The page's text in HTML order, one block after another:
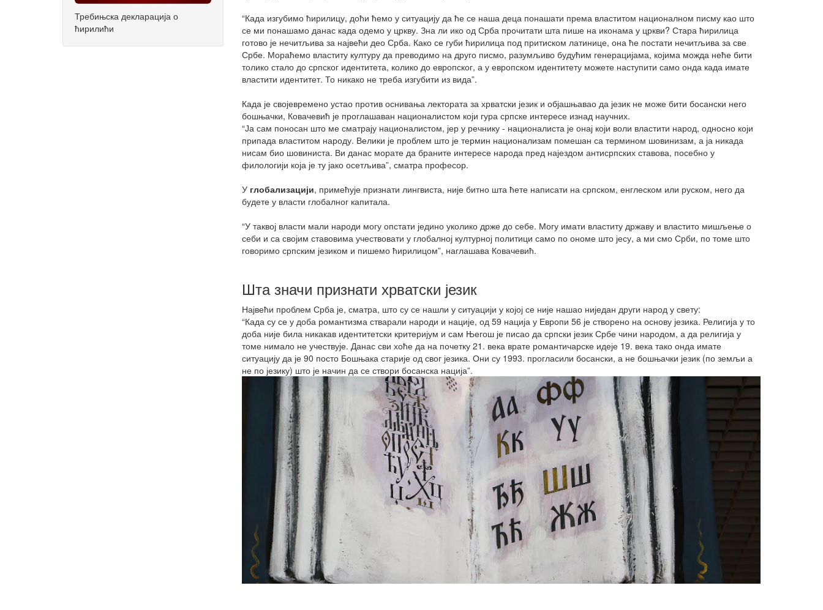
Требињска декларација о
ћирилићи
“Када изгубимо ћирилицу, доћи ћемо у ситуацију да ће се наша деца понашати према властитом националном писму као што
се ми понашамо данас када одемо у цркву. Зна ли ико од Срба прочитати шта пише на иконама у цркви? Стара ћирилица
готово је нечитљива за највећи део Срба. Како се губи ћирилица под притиском латинице, она ће постати нечитљива за све
Србе. Мораћемо властиту културу да преводимо на друго писмо, разумљиво будућим генерацијама, којима можда неће бити
толико стало до српског идентитета, колико до европског, а у европском идентитету можете наступити само онда када имате
властити идентитет. То никако не треба изгубити из вида”.
Када је својевремено устао против оснивања лектората за хрватски језик и објашњавао да језик не може бити босански него
бошњачки, Ковачевић је проглашаван националистом који гура српске интересе изнад научних.
“Ја сам поносан што ме сматрају националистом, јер у речнику - националиста је онај који воли властити народ, односно који
припада властитом народу. Велики је проблем што је термин национализам помешан са термином шовинизам, а ја никада
нисам био шовиниста. Ви данас морате да браните интересе народа пред најездом антисрпских ставова, посебно у
филологији која је ту јако осетљива”, сматра професор.
У глобализацији, примећује признати лингвиста, није битно шта ћете написати на српском, енглеском или руском, него да
будете у власти глобалног капитала.
“У таквој власти мали народи могу опстати једино уколико држе до себе. Могу имати властиту државу и властито мишљење о
себи и са својим ставовима учествовати у глобалној културној политици само по ономе што јесу, а ми смо Срби, по томе што
говоримо српским језиком и пишемо ћирилицом”, наглашава Ковачевић.
Шта значи признати хрватски језик
Највећи проблем Срба је, сматра, што су се нашли у ситуацији у којој се није нашао ниједан други народ у свету:
“Када су се у доба романтизма стварали народи и нације, од 59 нација у Европи 56 је створено на основу језика. Религија у то
доба није била никакав идентитетски критеријум и сам Његош је писао да српски језик Србе чини народом, а да религија у
томе нимало не учествује. Данас сви хоће да на почетку 21. века врате романтичарске идеје 19. века тако онда имате
ситуацију да је 90 посто Бошњака старије од свог језика. Они су 1993. прогласили босански, а не бошњачки језик (по земљи а
не по језику) што је начин да се створи босанска нација”.